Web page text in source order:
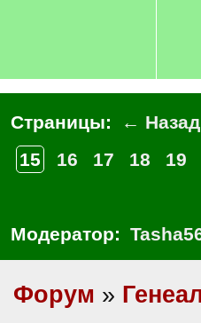
Страницы: ← Назад
15
16 17 18 19
Модератор:
Форум »